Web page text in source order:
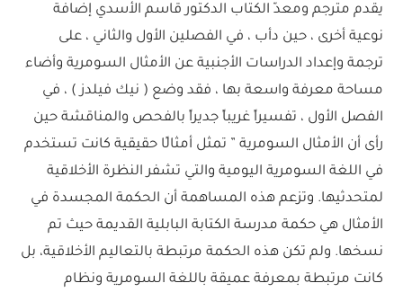
يقدم مترجم ومعدّ الكتاب الدكتور قاسم الأسدي إضافة
نوعية أخرى ، حين دأب ، في الفصلين الأول والثاني ، على
ترجمة وإعداد الدراسات الأجنبية عن الأمثال السومرية وأضاء
مساحة معرفة واسعة بها ، فقد وضع ( نيك فيلدز ) ، في
الفصل الأول ، تفسيراً غريباً جديراً بالفحص والمناقشة حين
رأى أن الأمثال السومرية ” تمثل أمثالًا حقيقية كانت تستخدم
في اللغة السومرية اليومية والتي تشفر النظرة الأخلاقية
لمتحدثيها. وتزعم هذه المساهمة أن الحكمة المجسدة في
الأمثال هي حكمة مدرسة الكتابة البابلية القديمة حيث تم
نسخها. ولم تكن هذه الحكمة مرتبطة بالتعاليم الأخلاقية، بل
كانت مرتبطة بمعرفة عميقة باللغة السومرية ونظام